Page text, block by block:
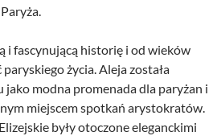
i fascynującą historię i od wieków
życia. Aleja została
modna promenada dla paryżan i
miejscem spotkań arystokratów.
były otoczone eleganckimi